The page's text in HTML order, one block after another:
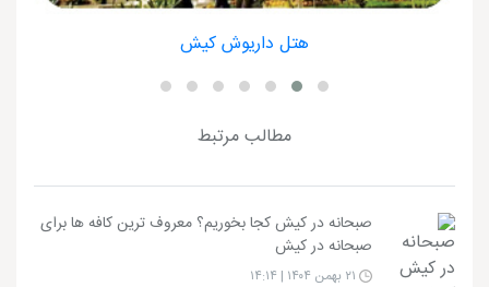
هتل داریوش کیش
مطالب مرتبط
صبحانه در کیش کجا بخوریم؟ معروف ترین کافه ها برای
صبحانه در کیش